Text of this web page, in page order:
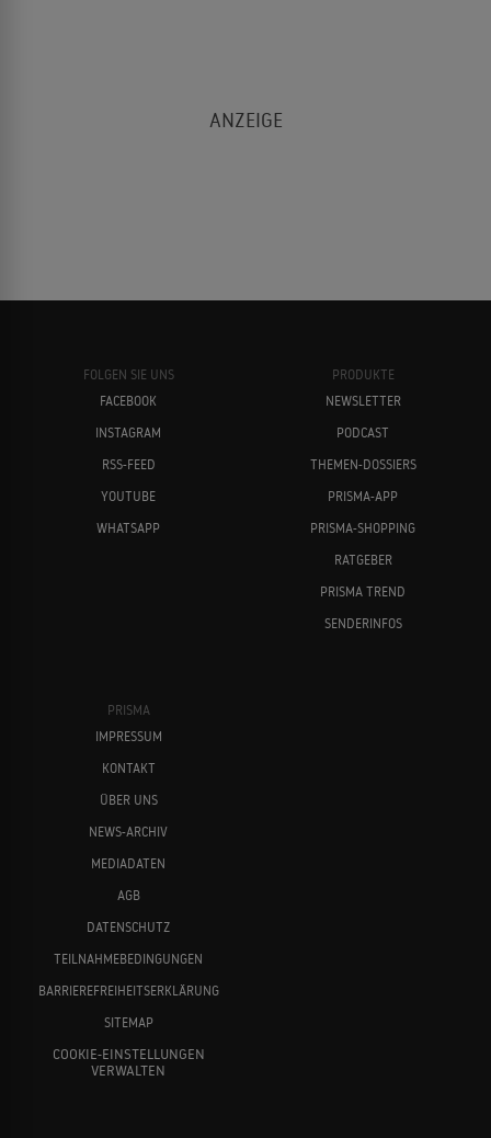
FOLGEN SIE UNS
FACEBOOK
INSTAGRAM
RSS-FEED
YOUTUBE
WHATSAPP
PRODUKTE
NEWSLETTER
PODCAST
THEMEN-DOSSIERS
PRISMA-APP
PRISMA-SHOPPING
RATGEBER
PRISMA TREND
SENDERINFOS
PRISMA
IMPRESSUM
KONTAKT
ÜBER UNS
NEWS-ARCHIV
MEDIADATEN
AGB
DATENSCHUTZ
TEILNAHMEBEDINGUNGEN
BARRIEREFREIHEITSERKLÄRUNG
SITEMAP
COOKIE-EINSTELLUNGEN
VERWALTEN